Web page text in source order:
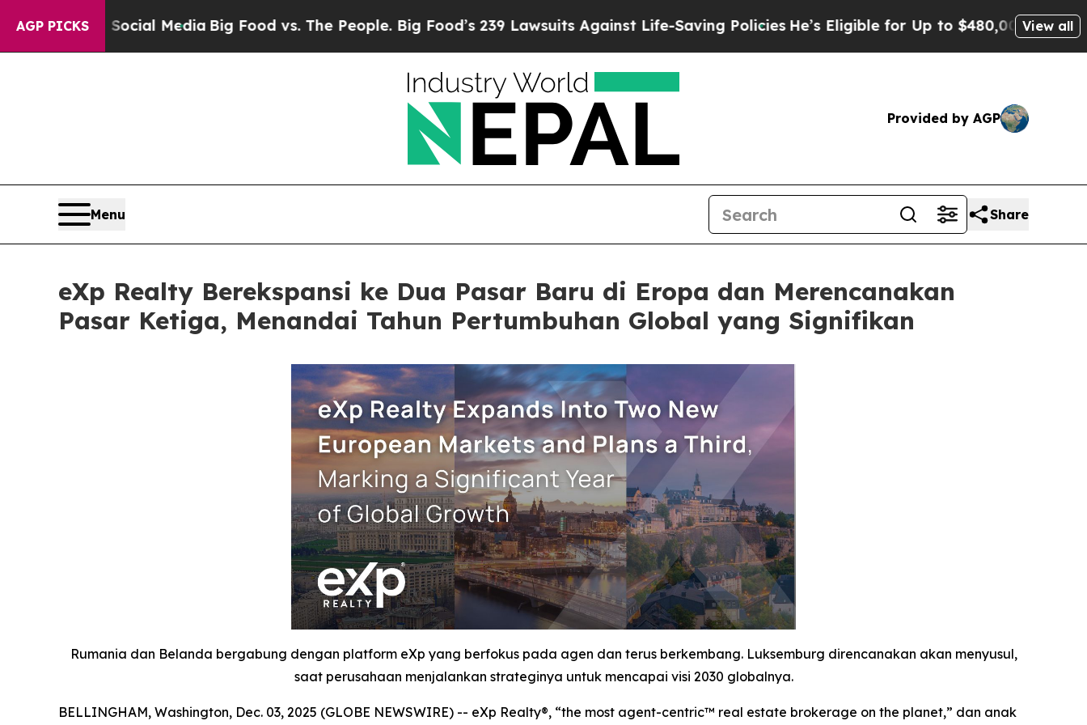
AGP PICKS
Social MediaBig Food vs. The People. Big Food’s 239 Lawsuits Against Life-Saving PoliciesHe’s Eligible for Up to $480,000 After BeingView all
Provided by AGP
Menu Share
eXp Realty Berekspansi ke Dua Pasar Baru di Eropa dan Merencanakan
Pasar Ketiga, Menandai Tahun Pertumbuhan Global yang Signifikan
Rumania dan Belanda bergabung dengan platform eXp yang berfokus pada agen dan terus berkembang. Luksemburg direncanakan akan menyusul,
saat perusahaan menjalankan strateginya untuk mencapai visi 2030 globalnya.
BELLINGHAM, Washington, Dec. 03, 2025 (GLOBE NEWSWIRE) -- eXp Realty®, “the most agent-centric™ real estate brokerage on the planet,” dan anak